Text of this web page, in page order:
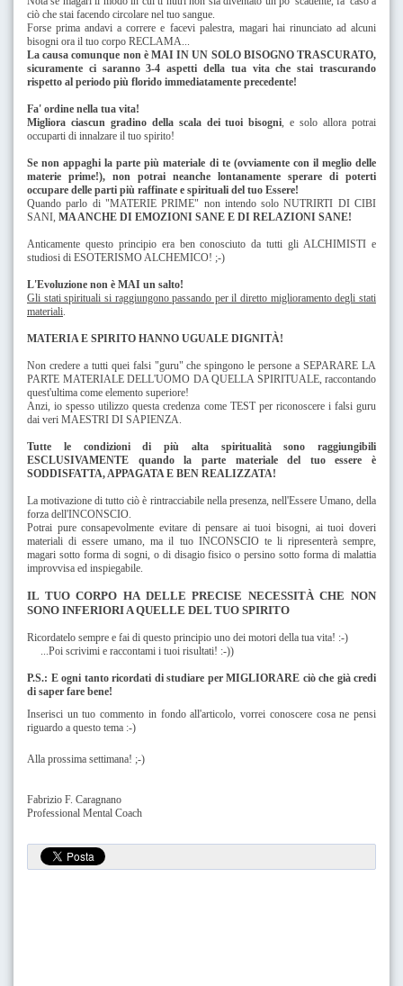
ciò che stai facendo circolare nel tuo sangue.
Forse prima andavi a correre e facevi palestra, magari hai rinunciato ad alcuni
bisogni ora il tuo corpo RECLAMA...
La causa comunque non è MAI IN UN SOLO BISOGNO TRASCURATO,
sicuramente ci saranno 3-4 aspetti della tua vita che stai trascurando
rispetto al periodo più florido immediatamente precedente!
Fa' ordine nella tua vita!
Migliora ciascun gradino della scala dei tuoi bisogni, e solo allora potrai
occuparti di innalzare il tuo spirito!
Se non appaghi la parte più materiale di te (ovviamente con il meglio delle
materie prime!), non potrai neanche lontanamente sperare di poterti
occupare delle parti più raffinate e spirituali del tuo Essere!
Quando parlo di "MATERIE PRIME" non intendo solo NUTRIRTI DI CIBI
SANI, MA ANCHE DI EMOZIONI SANE E DI RELAZIONI SANE!
Anticamente questo principio era ben conosciuto da tutti gli ALCHIMISTI e
studiosi di ESOTERISMO ALCHEMICO! ;-)
L'Evoluzione non è MAI un salto!
Gli stati spirituali si raggiungono passando per il diretto miglioramento degli stati
materiali.
MATERIA E SPIRITO HANNO UGUALE DIGNITÀ!
Non credere a tutti quei falsi "guru" che spingono le persone a SEPARARE LA
PARTE MATERIALE DELL'UOMO DA QUELLA SPIRITUALE, raccontando
quest'ultima come elemento superiore!
Anzi, io spesso utilizzo questa credenza come TEST per riconoscere i falsi guru
dai veri MAESTRI DI SAPIENZA.
Tutte le condizioni di più alta spiritualità sono raggiungibili
ESCLUSIVAMENTE quando la parte materiale del tuo essere è
SODDISFATTA, APPAGATA E BEN REALIZZATA!
La motivazione di tutto ciò è rintracciabile nella presenza, nell'Essere Umano, della
forza dell'INCONSCIO.
Potrai pure consapevolmente evitare di pensare ai tuoi bisogni, ai tuoi doveri
materiali di essere umano, ma il tuo INCONSCIO te li ripresenterà sempre,
magari sotto forma di sogni, o di disagio fisico o persino sotto forma di malattia
improvvisa ed inspiegabile.
IL TUO CORPO HA DELLE PRECISE NECESSITÀCHE NON
SONO INFERIORI A QUELLE DEL TUO SPIRITO
Ricordatelo sempre e fai di questo principio uno dei motori della tua vita! :-)
...Poi scrivimi e raccontami i tuoi risultati! :-))
P.S.: E ogni tanto ricordati di studiare per MIGLIORARE ciò che già credi
di saper fare bene!
Inserisci un tuo commento in fondo all'articolo, vorrei conoscere cosa ne pensi
riguardo a questo tema :-)
Alla prossima settimana! ;-)
Fabrizio F. Caragnano
Professional Mental Coach